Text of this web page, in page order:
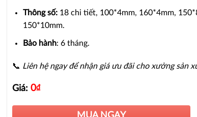
Thông số: 18 chi tiết, 100*4mm, 160*4mm,
150*10mm.
Bảo hành: 6 tháng.
📞 Liên hệ ngay để nhận giá ưu đãi cho xưởng sản
Giá: 0₫